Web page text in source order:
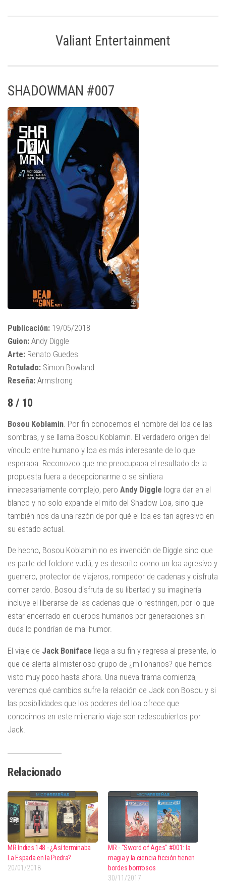
Valiant Entertainment
SHADOWMAN #007
Publicación: 19/05/2018
Guion: Andy Diggle
Arte: Renato Guedes
Rotulado: Simon Bowland
Reseña: Armstrong
8 / 10
Bosou Koblamin . Por fin conocemos el nombre del loa de las
sombras, y se llama Bosou Koblamin. El verdadero origen del
vínculo entre humano y loa es más interesante de lo que
esperaba. Reconozco que me preocupaba el resultado de la
propuesta fuera a decepcionarme o se sintiera
innecesariamente complejo, pero Andy Diggle logra dar en el
blanco y no solo expande el mito del Shadow Loa, sino que
también nos da una razón de por qué el loa es tan agresivo en
su estado actual.
De hecho, Bosou Koblamin no es invención de Diggle sino que
es parte del folclore vudú, y es descrito como un loa agresivo y
guerrero, protector de viajeros, rompedor de cadenas y disfruta
comer cerdo. Bosou disfruta de su libertad y su imaginería
incluye el liberarse de las cadenas que lo restringen, por lo que
estar encerrado en cuerpos humanos por generaciones sin
duda lo pondrían de mal humor.
El viaje de Jack Boniface llega a su fin y regresa al presente, lo
que de alerta al misterioso grupo de ¿millonarios? que hemos
visto muy poco hasta ahora. Una nueva trama comienza,
veremos qué cambios sufre la relación de Jack con Bosou y si
las posibilidades que los poderes del loa ofrece que
conocimos en este milenario viaje son redescubiertos por
Jack.
Relacionado
MR Indies 148 - ¿Así terminaba
La Espada en la Piedra?
20/01/2018
MR - "Sword of Ages" #001: la
magia y la ciencia ficción tienen
bordes borrrosos
30/11/2017